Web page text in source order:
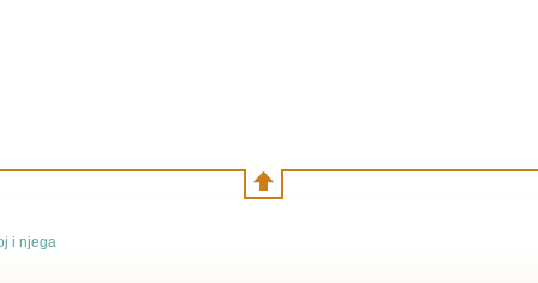
i njega